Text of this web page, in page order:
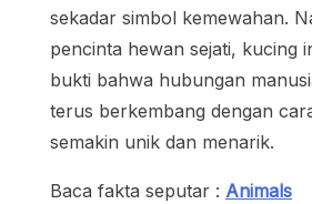
sekadar simbol kemewahan.
pencinta hewan sejati, kucing
bukti bahwa hubungan
terus berkembang dengan
semakin unik dan menarik.
Baca fakta seputar : Animals